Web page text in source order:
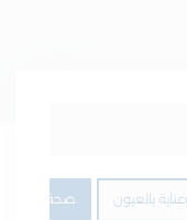
بالعيون صحة وجمال